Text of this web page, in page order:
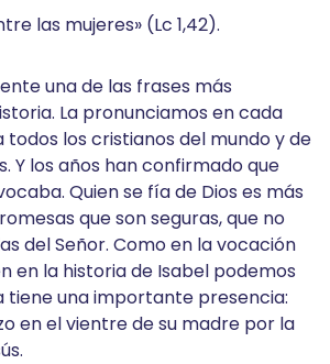
las mujeres» (Lc 1,42).
una de las frases más
La pronunciamos en cada
todos los cristianos del mundo y de
Y los años han confirmado que
Quien se fía de Dios es más
que son seguras, que no
del Señor. Como en la vocación
en la historia de Isabel podemos
tiene una importante presencia:
en el vientre de su madre por la